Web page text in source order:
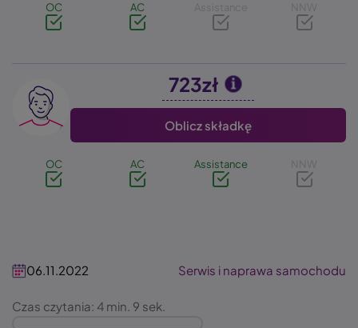
OC AC Assistance NNW
Image 723zł
Oblicz składkę
OC AC Assistance NNW
06.11.2022 Serwis i naprawa samochodu
Czas czytania: 4 min. 9 sek.